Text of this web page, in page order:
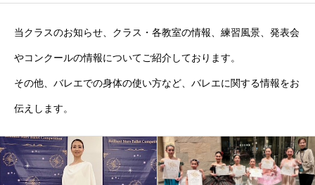
当クラスのお知らせ、クラス・各教室の情報、練習風景、発表会
やコンクールの情報についてご紹介しております。
その他、バレエでの身体の使い方など、バレエに関する情報をお
伝えします。